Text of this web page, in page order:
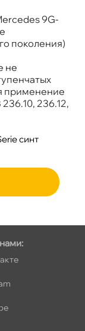
9G-
поколения)
не
применение
236.12,
синт